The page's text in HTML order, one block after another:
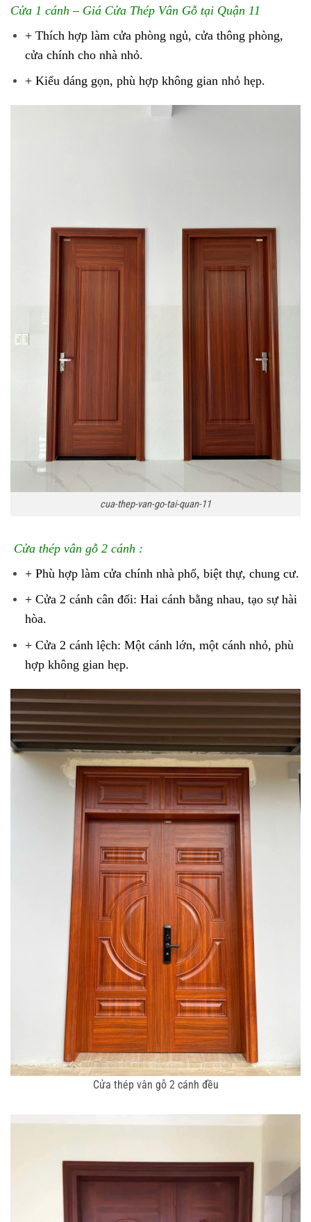
Cửa 1 cánh – Giá Cửa Thép Vân Gỗ tại Quận 11
+ Thích hợp làm cửa phòng ngủ, cửa thông phòng,
cửa chính cho nhà nhỏ.
+ Kiểu dáng gọn, phù hợp không gian nhỏ hẹp.
cua-thep-van-go-tai-quan-11
Cửa thép vân gỗ 2 cánh :
+ Phù hợp làm cửa chính nhà phố, biệt thự, chung cư.
+ Cửa 2 cánh cân đối: Hai cánh bằng nhau, tạo sự hài
hòa.
+ Cửa 2 cánh lệch: Một cánh lớn, một cánh nhỏ, phù
hợp không gian hẹp.
Cửa thép vân gỗ 2 cánh đều